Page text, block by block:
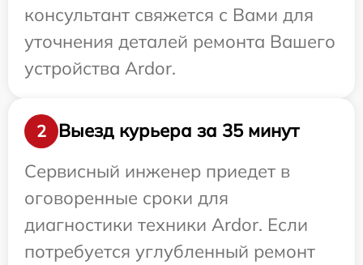
консультант свяжется с Вами для
уточнения деталей ремонта Вашего
устройства Ardor.
2
Выезд курьера за 35 минут
Сервисный инженер приедет в
оговоренные сроки для
диагностики техники Ardor. Если
потребуется углубленный ремонт